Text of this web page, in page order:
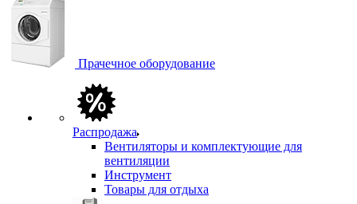
Прачечное оборудование
Распродажа
Вентиляторы и комплектующие для
вентиляции
Инструмент
Товары для отдыха